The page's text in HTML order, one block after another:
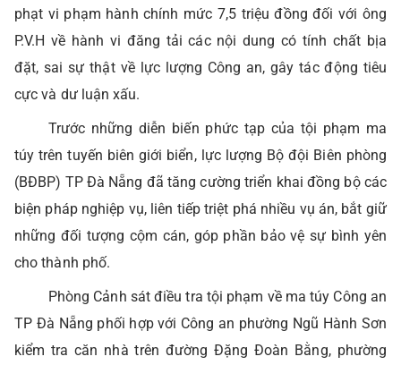
phạt vi phạm hành chính mức 7,5 triệu đồng đối với ông
P.V.H về hành vi đăng tải các nội dung có tính chất bịa
đặt, sai sự thật về lực lượng Công an, gây tác động tiêu
cực và dư luận xấu.
Trước những diễn biến phức tạp của tội phạm ma
túy trên tuyến biên giới biển, lực lượng Bộ đội Biên phòng
(BĐBP) TP Đà Nẵng đã tăng cường triển khai đồng bộ các
biện pháp nghiệp vụ, liên tiếp triệt phá nhiều vụ án, bắt giữ
những đối tượng cộm cán, góp phần bảo vệ sự bình yên
cho thành phố.
Phòng Cảnh sát điều tra tội phạm về ma túy Công an
TP Đà Nẵng phối hợp với Công an phường Ngũ Hành Sơn
kiểm tra căn nhà trên đường Đặng Đoàn Bằng, phường